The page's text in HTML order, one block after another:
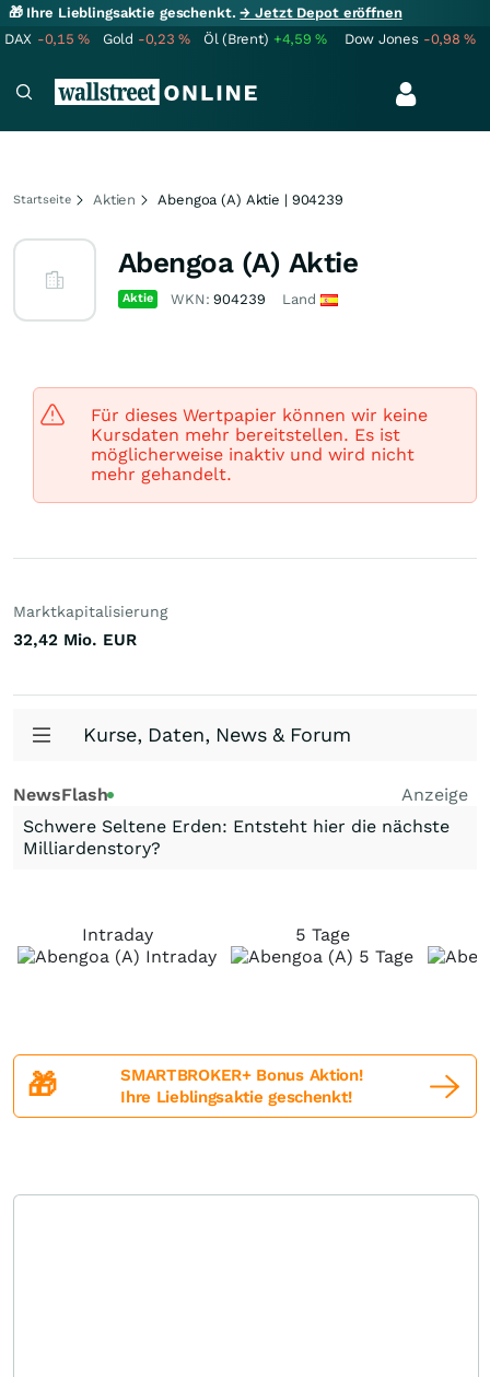
🎁 Ihre Lieblingsaktie geschenkt.→ Jetzt Depot eröffnen
DAX -0,15% Gold -0,23% Öl (Brent) +4,59% Dow Jones -0,98%
Startseite Aktien Abengoa (A) Aktie | 904239
Abengoa (A) Aktie
Aktie WKN:904239 Land
Für dieses Wertpapier können wir keine
Kursdaten mehr bereitstellen. Es ist
möglicherweise inaktiv und wird nicht
mehr gehandelt.
Marktkapitalisierung
32,42 Mio. EUR
Kurse, Daten, News & Forum
NewsFlash
Anzeige
Schwere Seltene Erden: Entsteht hier die nächste
Milliardenstory?
Intraday 5 Tage
🎁
SMARTBROKER+ Bonus Aktion!
Ihre Lieblingsaktie geschenkt!